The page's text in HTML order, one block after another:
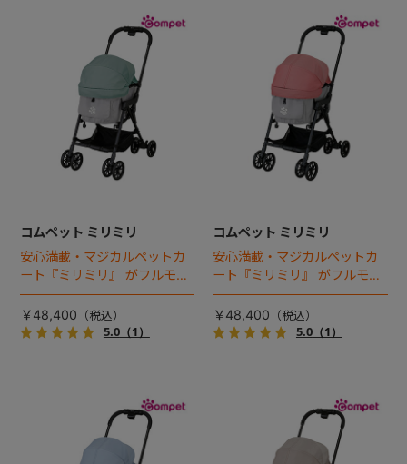
コムペット ミリミリ
安心満載・マジカルペットカ
ート『ミリミリ』 がフルモデ
ルチェンジ。 新機能「マジカ
ルフォールディング」搭載
￥48,400
5.0（1）
コムペット ミリミリ
安心満載・マジカルペットカ
ート『ミリミリ』 がフルモデ
ルチェンジ。 新機能「マジカ
ルフォールディング」搭載
￥48,400
5.0（1）